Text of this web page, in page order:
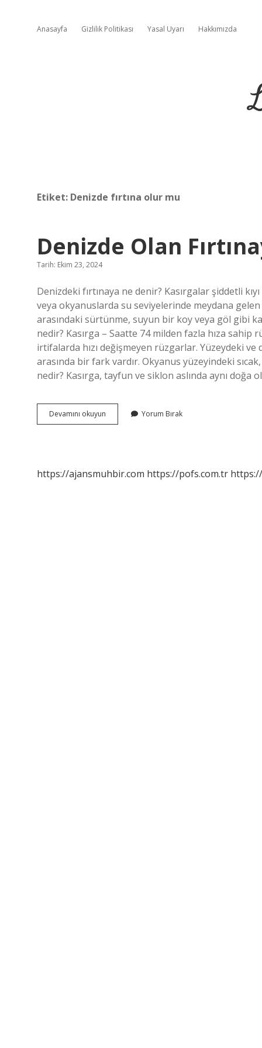
Anasayfa Gizlilik Politikası Yasal Uyarı Hakkımızda
Etiket: Denizde fırtına olur mu
Denizde Olan
Tarih: Ekim 23, 2024
Denizdeki fırtınaya ne denir? Kasırgalar şiddetli
veya okyanuslarda su seviyelerinde meydana
arasındaki sürtünme, suyun bir koy veya göl gibi
nedir? Kasırga – Saatte 74 milden fazla hıza
irtifalarda hızı değişmeyen rüzgarlar. Yüzeydeki ve
arasında bir fark vardır. Okyanus yüzeyindeki
nedir? Kasırga, tayfun ve siklon aslında aynı doğa
Devamını okuyun Denizde
Olan
Yorum Bırak
https://ajansmuhbir.com https://pofs.com.tr